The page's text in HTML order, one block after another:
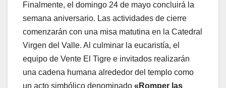
​Finalmente, el domingo 24 de mayo concluirá la
semana aniversario. Las actividades de cierre
comenzarán con una misa matutina en la Catedral
Virgen del Valle. Al culminar la eucaristía, el
equipo de Vente El Tigre e invitados realizarán
una cadena humana alrededor del templo como
un acto simbólico denominado «Romper las